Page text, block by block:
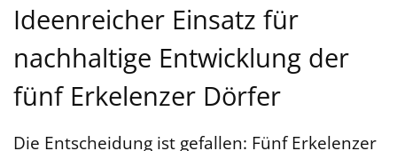
Ideenreicher Einsatz für
nachhaltige Entwicklung der
fünf Erkelenzer Dörfer
Die Entscheidung ist gefallen: Fünf Erkelenzer